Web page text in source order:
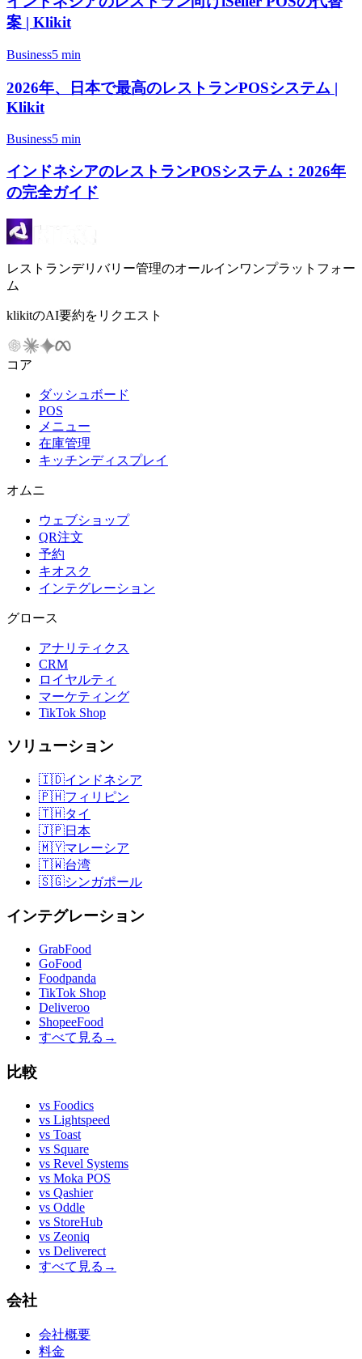
案 | Klikit
Business5 min
2026年、日本で最高のレストランPOSシステム |
Klikit
Business5 min
インドネシアのレストランPOSシステム：2026年
の完全ガイド
レストランデリバリー管理のオールインワンプラットフォー
ム
klikitのAI要約をリクエスト
コア
ダッシュボード
POS
メニュー
在庫管理
キッチンディスプレイ
オムニ
ウェブショップ
QR注文
予約
キオスク
インテグレーション
グロース
アナリティクス
CRM
ロイヤルティ
マーケティング
TikTok Shop
ソリューション
🇮🇩インドネシア
🇵🇭フィリピン
🇹🇭タイ
🇯🇵日本
🇲🇾マレーシア
🇹🇼台湾
🇸🇬シンガポール
インテグレーション
GrabFood
GoFood
Foodpanda
TikTok Shop
Deliveroo
ShopeeFood
すべて見る →
比較
vs Foodics
vs Lightspeed
vs Toast
vs Square
vs Revel Systems
vs Moka POS
vs Qashier
vs Oddle
vs StoreHub
vs Zeoniq
vs Deliverect
すべて見る →
会社
会社概要
料金